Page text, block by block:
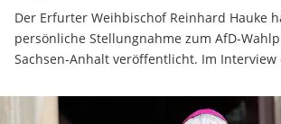
Der Erfurter Weihbischof Reinhard Hauke
persönliche Stellungnahme zum AfD-
Sachsen-Anhalt veröffentlicht. Im